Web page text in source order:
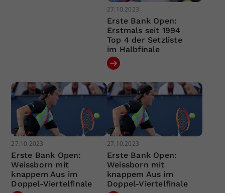
27.10.2023
Erste Bank Open:
Erstmals seit 1994
Top 4 der Setzliste
im Halbfinale
27.10.2023
Erste Bank Open:
Weissborn mit
knappem Aus im
Doppel-Viertelfinale
27.10.2023
Erste Bank Open:
Weissborn mit
knappem Aus im
Doppel-Viertelfinale